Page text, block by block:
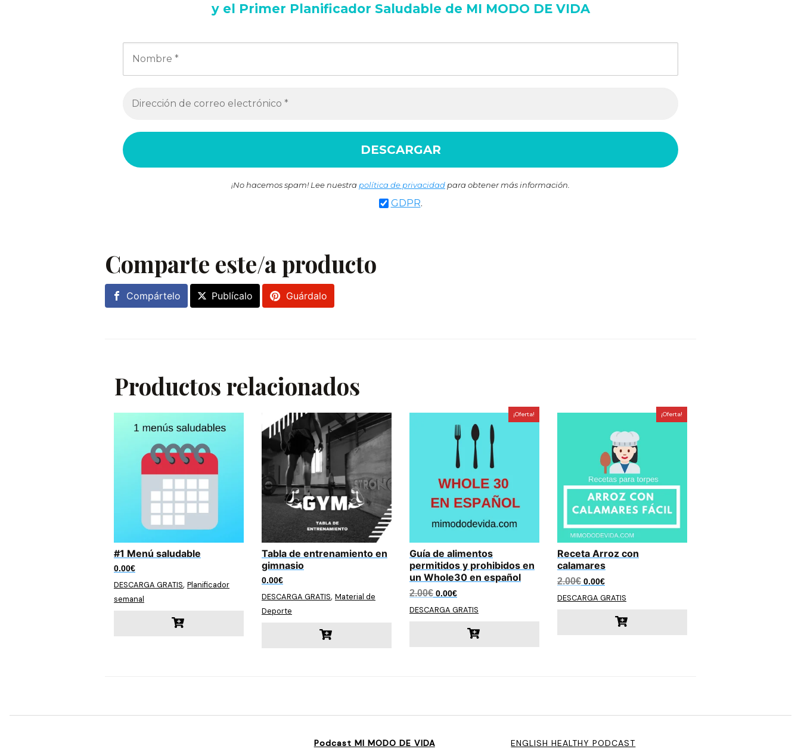
y el Primer Planificador Saludable de MI MODO DE VIDA
¡No hacemos spam! Lee nuestra política de privacidad para obtener más información.
GDPR.
Comparte este/a producto
Compártelo Publícalo Guárdalo
Productos relacionados
#1 Menú saludable
0.00€
DESCARGA GRATIS, Planificador
semanal
Tabla de entrenamiento en
gimnasio
0.00€
DESCARGA GRATIS, Material de
Deporte
¡Oferta!
Guía de alimentos
permitidos y prohibidos en
un Whole30 en español
2.00€ El
original
0.00€El
actual
0.00€.
DESCARGA GRATIS
¡Oferta!
Receta Arroz con
calamares
2.00€ El
original
0.00€El
actual
0.00€.
DESCARGA GRATIS
Podcast MI MODO DE VIDA ENGLISH HEALTHY PODCAST